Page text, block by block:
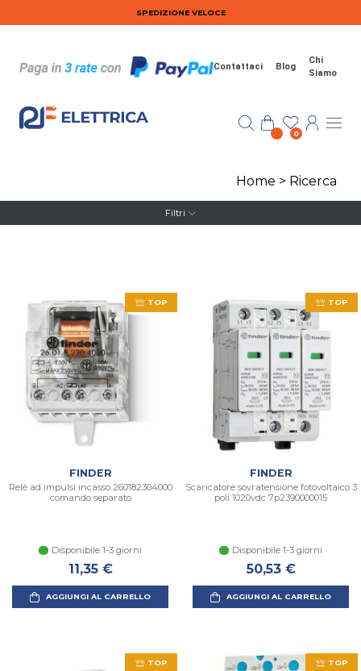
Salta al contenuto principaleSPEDIZIONE VELOCE
Contattaci Blog
Chi
Siamo
0
Home > Ricerca
Filtri
TOP
FINDER
Relè ad impulsi incasso 260182304000
comando separato
Disponibile 1-3 giorni
11,35 €
AGGIUNGI AL CARRELLO
TOP
FINDER
Scaricatore sovratensione fotovoltaico 3
poli 1020vdc 7p2390000015
Disponibile 1-3 giorni
50,53 €
AGGIUNGI AL CARRELLO
TOP TOP